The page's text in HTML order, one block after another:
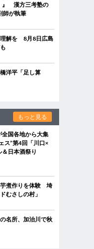
』 漢方三考塾の
師が執筆
理解を 8月8日広島
洋平「足し算
もっと見る
国各地から大集
ス”第4回「川口×
日本酒祭り
芋煮作りを体験 埼
むさしの村」
名所、加治川で秋